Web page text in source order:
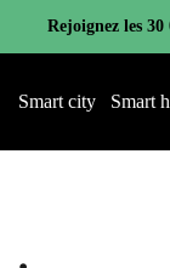
Rejoignez les
Smart city Smart